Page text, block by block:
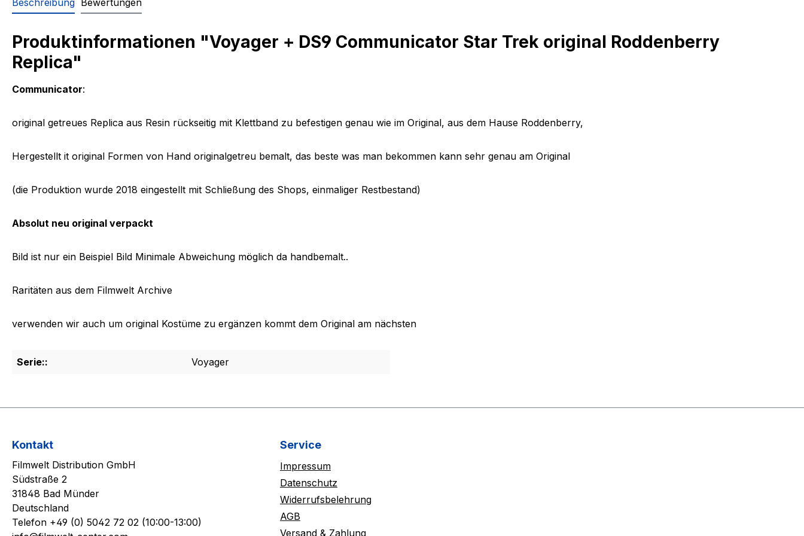
Beschreibung Bewertungen
Produktinformationen "Voyager + DS9 Communicator Star Trek original Roddenberry
Replica"
Communicator:
original getreues Replica aus Resin rückseitig mit Klettband zu befestigen genau wie im Original, aus dem Hause Roddenberry,
Hergestellt it original Formen von Hand originalgetreu bemalt, das beste was man bekommen kann sehr genau am Original
(die Produktion wurde 2018 eingestellt mit Schließung des Shops, einmaliger Restbestand)
Absolut neu original verpackt
Bild ist nur ein Beispiel Bild Minimale Abweichung möglich da handbemalt..
Raritäten aus dem Filmwelt Archive
verwenden wir auch um original Kostüme zu ergänzen kommt dem Original am nächsten
Serie:: Voyager
Kontakt
Filmwelt Distribution GmbH
Südstraße 2
31848 Bad Münder
Deutschland
Telefon +49 (0) 5042 72 02 (10:00-13:00)
Service
Impressum
Datenschutz
Widerrufsbelehrung
AGB
Versand & Zahlung